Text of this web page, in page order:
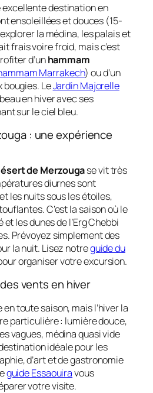
excellente destination en
ensoleillées et douces (15-
la médina, les palais et
frais voire froid, mais c’est
d’unhammam
Marrakech) ou d’un
bougies. LeJardin Majorelle
en hiver avec ses
sur le ciel bleu.
: une expérience
de Merzougase vit très
diurnes sont
les nuits sous les étoiles,
C’est la saison où le
les dunes de l’Erg Chebbi
Prévoyez simplement des
la nuit. Lisez notreguide du
organiser votre excursion.
vents en hiver
toute saison, mais l’hiver la
particulière : lumière douce,
vagues, médina quasi vide
idéale pour les
d’art et de gastronomie
guide Essaouiravous
votre visite.